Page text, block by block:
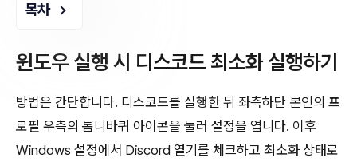
목차
윈도우 실행 시 디스코드 최소화 실행하기
방법은 간단합니다. 디스코드를 실행한 뒤 좌측하단 본인의 프
로필 우측의 톱니바퀴 아이콘을 눌러 설정을 엽니다. 이후
Windows 설정에서 Discord 열기를 체크하고 최소화 상태로